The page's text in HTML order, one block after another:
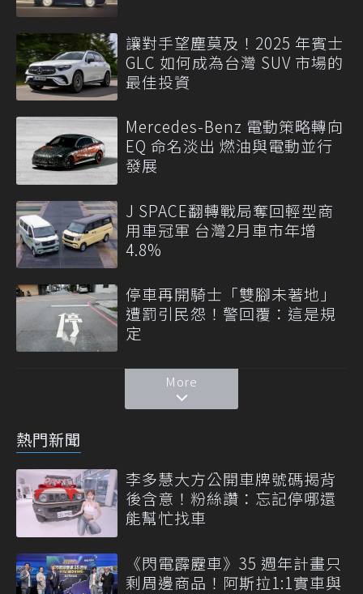
讓對手望塵莫及！2025 年賓士
GLC 如何成為台灣 SUV 市場的
最佳投資
Mercedes-Benz 電動策略轉向
EQ 命名淡出 燃油與電動並行
發展
J SPACE翻轉戰局奪回輕型商
用車冠軍 台灣2月車市年增
4.8%
停車再開騎士「雙腳未著地」
遭罰引民怨！警回覆：這是規
定
More
熱門新聞
李多慧大方公開車牌號碼揭背
後含意！粉絲讚：忘記停哪還
能幫忙找車
《閃電霹靂車》35 週年計畫只
剩周邊商品！阿斯拉1:1實車與